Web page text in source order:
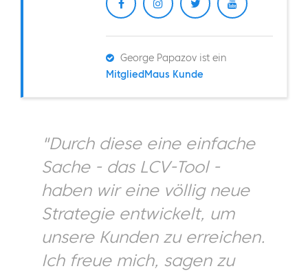
George Papazov ist ein
MitgliedMaus Kunde
"Durch diese eine einfache
Sache - das LCV-Tool -
haben wir eine völlig neue
Strategie entwickelt, um
unsere Kunden zu erreichen.
Ich freue mich, sagen zu